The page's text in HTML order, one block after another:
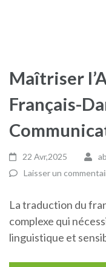
Maîtriser
Français-
22 Avr,2025
Laisser un
La traduction du
complexe qui
linguistique et